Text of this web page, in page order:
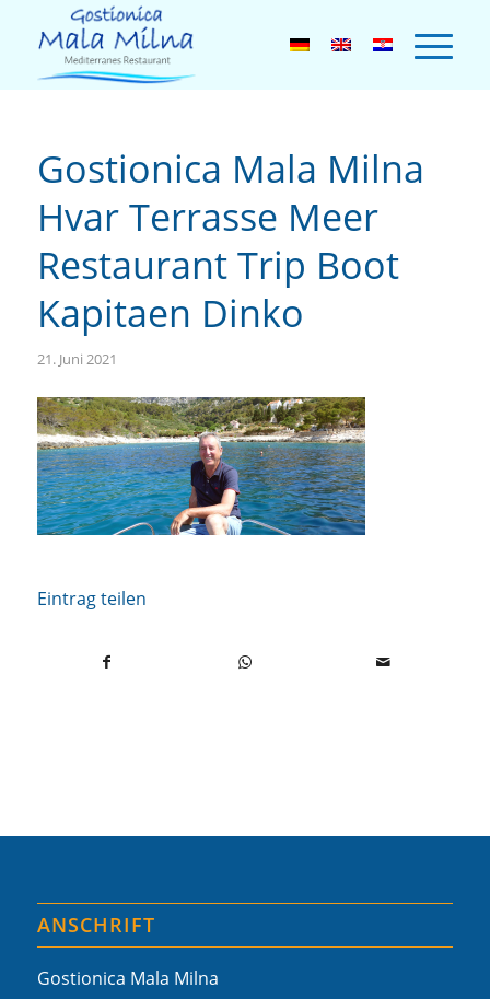
Gostionica Mala Milna
Hvar Terrasse Meer
Restaurant Trip Boot
Kapitaen Dinko
21. Juni 2021
Eintrag teilen
ANSCHRIFT
Gostionica Mala Milna